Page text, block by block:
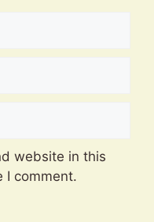
website in this
I comment.